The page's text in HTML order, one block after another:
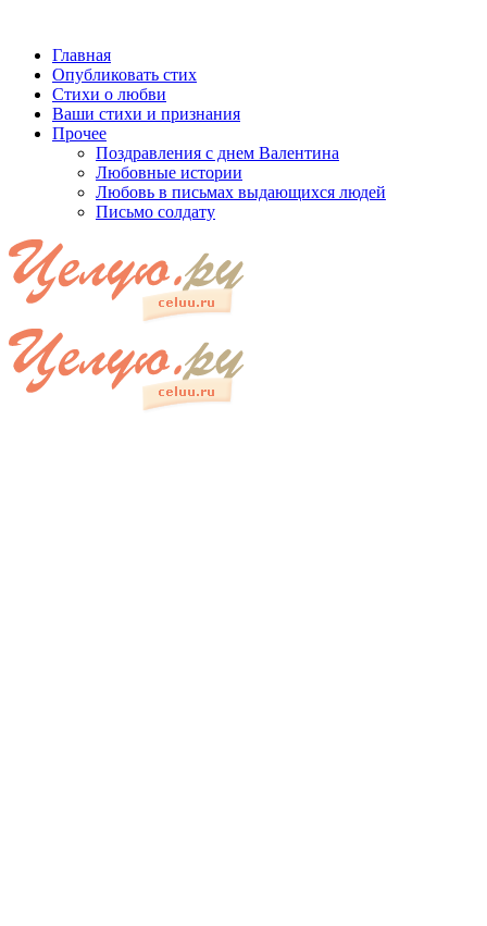
Главная
Опубликовать стих
Стихи о любви
Ваши стихи и признания
Прочее
Поздравления с днем Валентина
Любовные истории
Любовь в письмах выдающихся людей
Письмо солдату